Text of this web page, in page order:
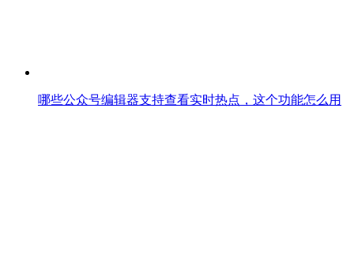
哪些公众号编辑器支持查看实时热点，这个功能怎么用